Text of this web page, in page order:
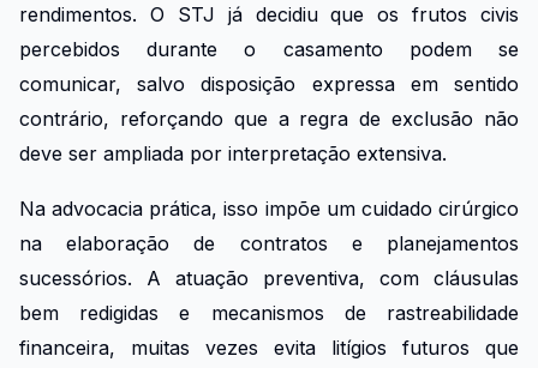
rendimentos. O STJ já decidiu que os frutos civis
percebidos durante o casamento podem se
comunicar, salvo disposição expressa em sentido
contrário, reforçando que a regra de exclusão não
deve ser ampliada por interpretação extensiva.
Na advocacia prática, isso impõe um cuidado cirúrgico
na elaboração de contratos e planejamentos
sucessórios. A atuação preventiva, com cláusulas
bem redigidas e mecanismos de rastreabilidade
financeira, muitas vezes evita litígios futuros que